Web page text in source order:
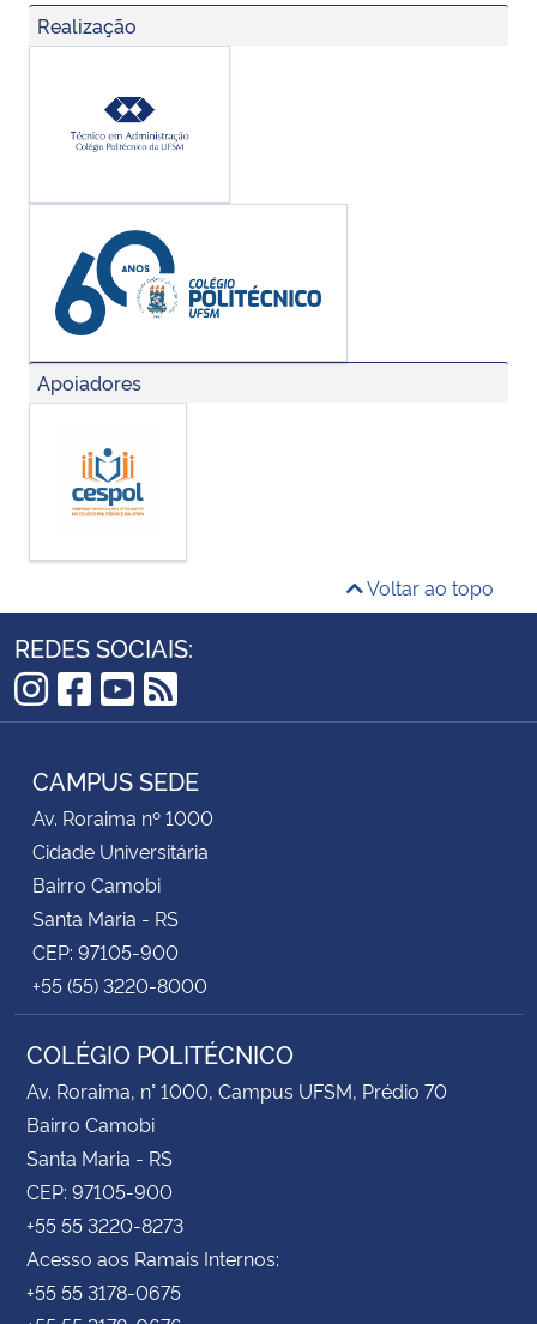
Realização
Apoiadores
Voltar ao topo
REDES SOCIAIS:
Instagram
Facebook
YouTube
RSS
CAMPUS SEDE
Av. Roraima nº 1000
Cidade Universitária
Bairro Camobi
Santa Maria - RS
CEP: 97105-900
+55 (55) 3220-8000
COLÉGIO POLITÉCNICO
Av. Roraima, n° 1000, Campus UFSM, Prédio 70
Bairro Camobi
Santa Maria - RS
CEP: 97105-900
+55 55 3220-8273
Acesso aos Ramais Internos:
+55 55 3178-0675